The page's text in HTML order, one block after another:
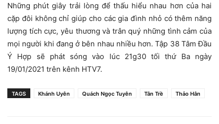
Những phút giây trải lòng để thấu hiểu nhau hơn của hai
cặp đôi không chỉ giúp cho các gia đình nhỏ có thêm năng
lượng tích cực, yêu thương và trân quý những tình cảm của
mọi người khi đang ở bên nhau nhiều hơn. Tập 38 Tâm Đầu
Ý Hợp sẽ phát sóng vào lúc 21g30 tối thứ Ba ngày
19/01/2021 trên kênh HTV7.
TAGS Khánh Uyên Quách Ngọc Tuyên Tân Trề Thảo Hân